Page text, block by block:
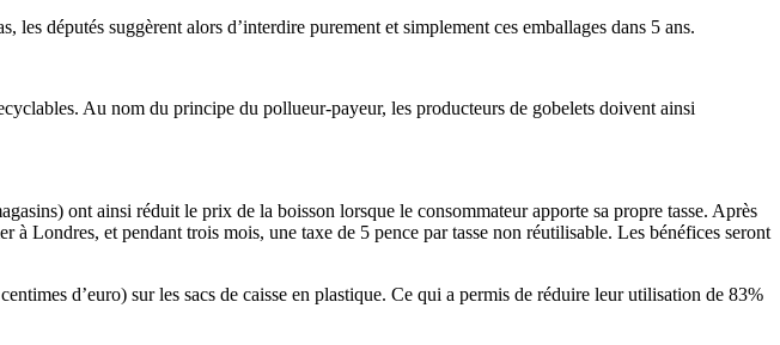
députés suggèrent alors d’interdire purement et simplement ces emballages dans 5 ans.
Au nom du principe du pollueur-payeur, les producteurs de gobelets doivent ainsi
ont ainsi réduit le prix de la boisson lorsque le consommateur apporte sa propre tasse. Après
Londres, et pendant trois mois, une taxe de 5 pence par tasse non réutilisable. Les bénéfices seront
d’euro) sur les sacs de caisse en plastique. Ce qui a permis de réduire leur utilisation de 83%